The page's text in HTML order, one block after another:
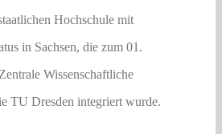
Hochschule mit
in Sachsen, die zum 01.
Wissenschaftliche
TU Dresden integriert wurde.